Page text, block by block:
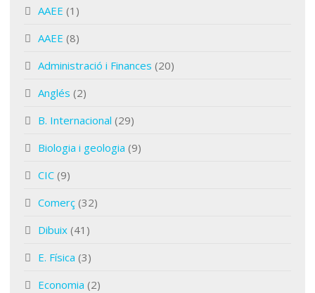
AAEE (1)
AAEE (8)
Administració i Finances (20)
Anglés (2)
B. Internacional (29)
Biologia i geologia (9)
CIC (9)
Comerç (32)
Dibuix (41)
E. Física (3)
Economia (2)